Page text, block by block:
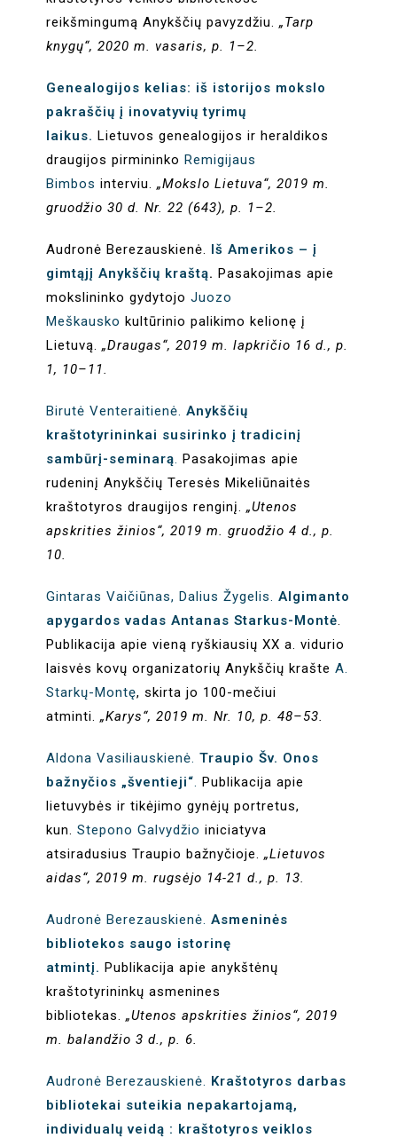
reikšmingumą Anykščių pavyzdžiu.„Tarp
knygų“, 2020 m. vasaris, p. 1–2.
Genealogijos kelias: iš istorijos mokslo
pakraščių į inovatyvių tyrimų
laikus. Lietuvos genealogijos ir heraldikos
draugijos pirmininkoRemigijaus
Bimbos interviu.„Mokslo Lietuva“, 2019 m.
gruodžio 30 d. Nr. 22 (643), p. 1–2.
Audronė Berezauskienė. Iš Amerikos – į
gimtąjį Anykščių kraštą. Pasakojimas apie
mokslininko gydytojoJuozo
Meškausko kultūrinio palikimo kelionę į
Lietuvą.„Draugas“, 2019 m. lapkričio 16 d., p.
1, 10–11.
Birutė Venteraitienė.Anykščių
kraštotyrininkai susirinko į tradicinį
sambūrį-seminarą. Pasakojimas apie
rudeninį Anykščių Teresės Mikeliūnaitės
kraštotyros draugijos renginį.„Utenos
apskrities žinios“, 2019 m. gruodžio 4 d., p.
10.
Gintaras Vaičiūnas, Dalius Žygelis.Algimanto
apygardos vadas Antanas Starkus-Montė.
Publikacija apie vieną ryškiausių XX a. vidurio
laisvės kovų organizatorių Anykščių krašteA.
Starkų-Montę, skirta jo 100-mečiui
atminti.„Karys“, 2019 m. Nr. 10, p. 48–53.
Aldona Vasiliauskienė.Traupio Šv. Onos
bažnyčios „šventieji“. Publikacija apie
lietuvybės ir tikėjimo gynėjų portretus,
kun.Stepono Galvydžio iniciatyva
atsiradusius Traupio bažnyčioje.„Lietuvos
aidas“, 2019 m. rugsėjo 14-21 d., p. 13.
Audronė Berezauskienė.Asmeninės
bibliotekos saugo istorinę
atmintį. Publikacija apie anykštėnų
kraštotyrininkų asmenines
bibliotekas.„Utenos apskrities žinios“, 2019
m. balandžio 3 d., p. 6.
Audronė Berezauskienė. Kraštotyros darbas
bibliotekai suteikia nepakartojamą,
individualų veidą : kraštotyros veiklos